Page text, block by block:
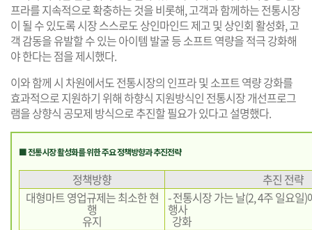
프라를 지속적으로 확충하는 것을 비롯해, 고객과 함께하는 전통시장
이 될 수 있도록 시장 스스로도 상인마인드 제고 및 상인회 활성화, 고
객 감동을 유발할 수 있는 아이템 발굴 등 소프트 역량을 적극 강화해
야 한다는 점을 제시했다.
이와 함께 시 차원에서도 전통시장의 인프라 및 소프트 역량 강화를
효과적으로 지원하기 위해 하향식 지원방식인 전통시장 개선프로그
램을 상향식 공모제 방식으로 추진할 필요가 있다고 설명했다.
■ 전통시장 활성화를 위한 주요 정책방향과 추진전략
정책방향
추진 전략
대형마트 영업규제는 최소한 현
행
유지
- 전통시장 가는 날(2, 4주 일요일
행사
강화